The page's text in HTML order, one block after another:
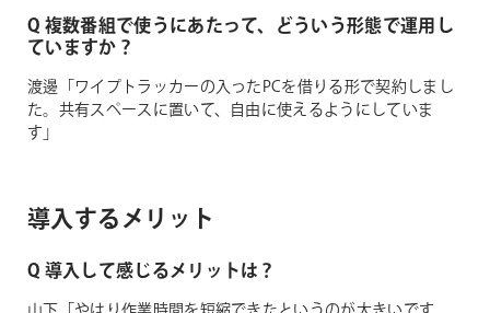
Q 複数番組で使うにあたって、どういう形態で運用し
ていますか？
渡邊「ワイプトラッカーの入ったPCを借りる形で契約しまし
た。共有スペースに置いて、自由に使えるようにしていま
す」
導入するメリット
Q 導入して感じるメリットは？